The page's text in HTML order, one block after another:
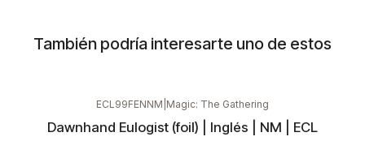
También podría interesarte uno de estos
ECL99FENNM Magic: The Gathering
Dawnhand Eulogist (foil) | Inglés | NM | ECL